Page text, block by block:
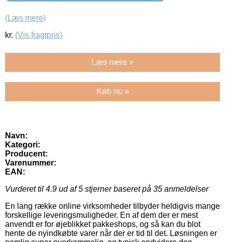
(Læs mere)
kr. (Vis fragtpris)
Læs mere »
Køb nu »
Navn:
Kategori:
Producent:
Varenummer:
EAN:
Vurderet til 4.9 ud af 5 stjerner baseret på 35 anmeldelser
En lang række online virksomheder tilbyder heldigvis mange
forskellige leveringsmuligheder. En af dem der er mest
anvendt er for øjeblikket pakkeshops, og så kan du blot
hente de nyindkøbte varer når der er tid til det. Løsningen er